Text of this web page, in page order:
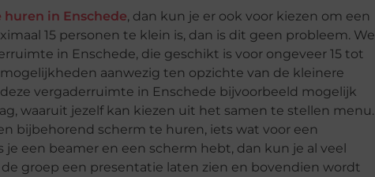
in Enschede, dan kun je er ook voor kiezen om een
15 personen te klein is, dan is dit geen probleem. We
in Enschede, die geschikt is voor ongeveer 15 tot
aanwezig ten opzichte van de kleinere
vergaderruimte in Enschede bijvoorbeeld mogelijk
waaruit jezelf kan kiezen uit het samen te stellen menu.
bijbehorend scherm te huren, iets wat voor een
een beamer en een scherm hebt, dan kun je al veel
groep een presentatie laten zien en bovendien wordt